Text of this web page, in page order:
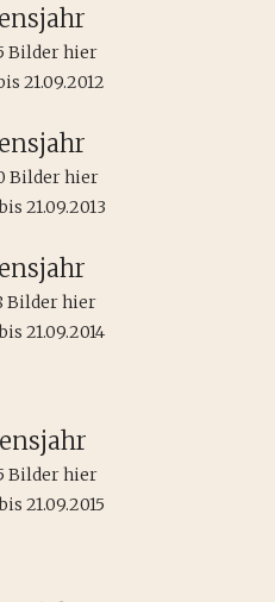
Bilder hier
21.09.2012
Bilder hier
21.09.2013
Bilder hier
21.09.2014
Bilder hier
21.09.2015